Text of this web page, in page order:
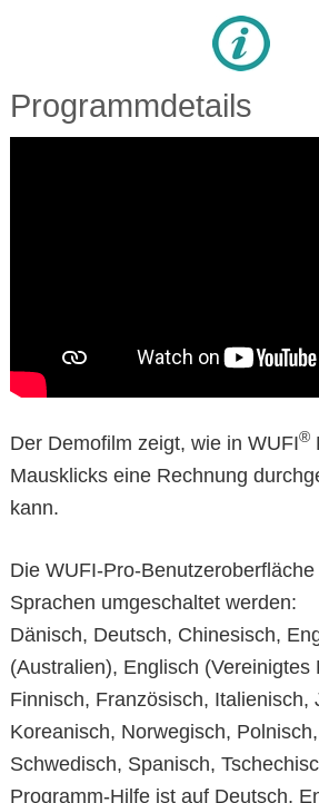
Programmdetails
Der Demofilm zeigt, wie in WUFI®
Mausklicks eine Rechnung
kann.
Die WUFI-Pro-
Sprachen umgeschaltet werden:
Dänisch, Deutsch, Chinesisch,
(Australien), Englisch (Vereinigtes
Finnisch, Französisch, Italienisch,
Koreanisch, Norwegisch,
Schwedisch, Spanisch,
Programm-Hilfe ist auf Deutsch,